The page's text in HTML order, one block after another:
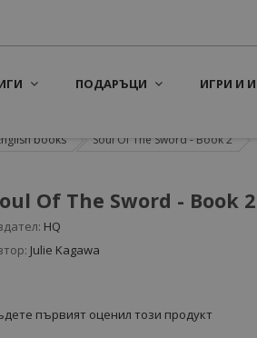
ПОДАРЪЦИ ИГРИ И
books Soul Of The Sword - Book 2
Of The Sword - Book 2
HQ
Julie Kagawa
първият оценил този продукт